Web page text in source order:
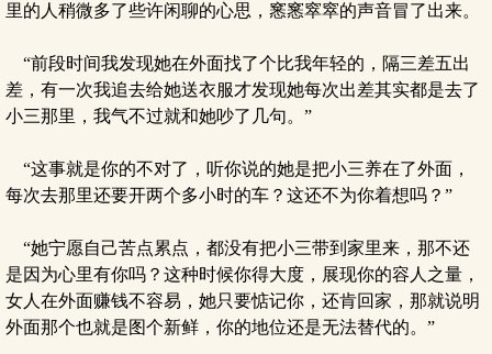
里的人稍微多了些许闲聊的心思，窸窸窣窣的声音冒了出来。
“前段时间我发现她在外面找了个比我年轻的，隔三差五出
差，有一次我追去给她送衣服才发现她每次出差其实都是去了
小三那里，我气不过就和她吵了几句。”
“这事就是你的不对了，听你说的她是把小三养在了外面，
每次去那里还要开两个多小时的车？这还不为你着想吗？”
“她宁愿自己苦点累点，都没有把小三带到家里来，那不还
是因为心里有你吗？这种时候你得大度，展现你的容人之量，
女人在外面赚钱不容易，她只要惦记你，还肯回家，那就说明
外面那个也就是图个新鲜，你的地位还是无法替代的。”